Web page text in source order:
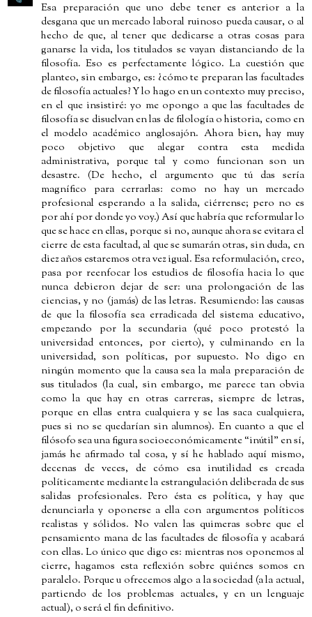
Esa preparación que uno debe tener es anterior a la
desgana que un mercado laboral ruinoso pueda causar, o al
hecho de que, al tener que dedicarse a otras cosas para
ganarse la vida, los titulados se vayan distanciando de la
filosofía. Eso es perfectamente lógico. La cuestión que
planteo, sin embargo, es: ¿cómo te preparan las facultades
de filosofía actuales? Y lo hago en un contexto muy preciso,
en el que insistiré: yo me opongo a que las facultades de
filosofía se disuelvan en las de filología o historia, como en
el modelo académico anglosajón. Ahora bien, hay muy
poco objetivo que alegar contra esta medida
administrativa, porque tal y como funcionan son un
desastre. (De hecho, el argumento que tú das sería
magnífico para cerrarlas: como no hay un mercado
profesional esperando a la salida, ciérrense; pero no es
por ahí por donde yo voy.) Así que habría que reformular lo
que se hace en ellas, porque si no, aunque ahora se evitara el
cierre de esta facultad, al que se sumarán otras, sin duda, en
diez años estaremos otra vez igual. Esa reformulación, creo,
pasa por reenfocar los estudios de filosofía hacia lo que
nunca debieron dejar de ser: una prolongación de las
ciencias, y no (jamás) de las letras. Resumiendo: las causas
de que la filosofía sea erradicada del sistema educativo,
empezando por la secundaria (qué poco protestó la
universidad entonces, por cierto), y culminando en la
universidad, son políticas, por supuesto. No digo en
ningún momento que la causa sea la mala preparación de
sus titulados (la cual, sin embargo, me parece tan obvia
como la que hay en otras carreras, siempre de letras,
porque en ellas entra cualquiera y se las saca cualquiera,
pues si no se quedarían sin alumnos). En cuanto a que el
filósofo sea una figura socioeconómicamente “inútil” en sí,
jamás he afirmado tal cosa, y sí he hablado aquí mismo,
decenas de veces, de cómo esa inutilidad es creada
políticamente mediante la estrangulación deliberada de sus
salidas profesionales. Pero ésta es política, y hay que
denunciarla y oponerse a ella con argumentos políticos
realistas y sólidos. No valen las quimeras sobre que el
pensamiento mana de las facultades de filosofía y acabará
con ellas. Lo único que digo es: mientras nos oponemos al
cierre, hagamos esta reflexión sobre quiénes somos en
paralelo. Porque u ofrecemos algo a la sociedad (a la actual,
partiendo de los problemas actuales, y en un lenguaje
actual), o será el fin definitivo.